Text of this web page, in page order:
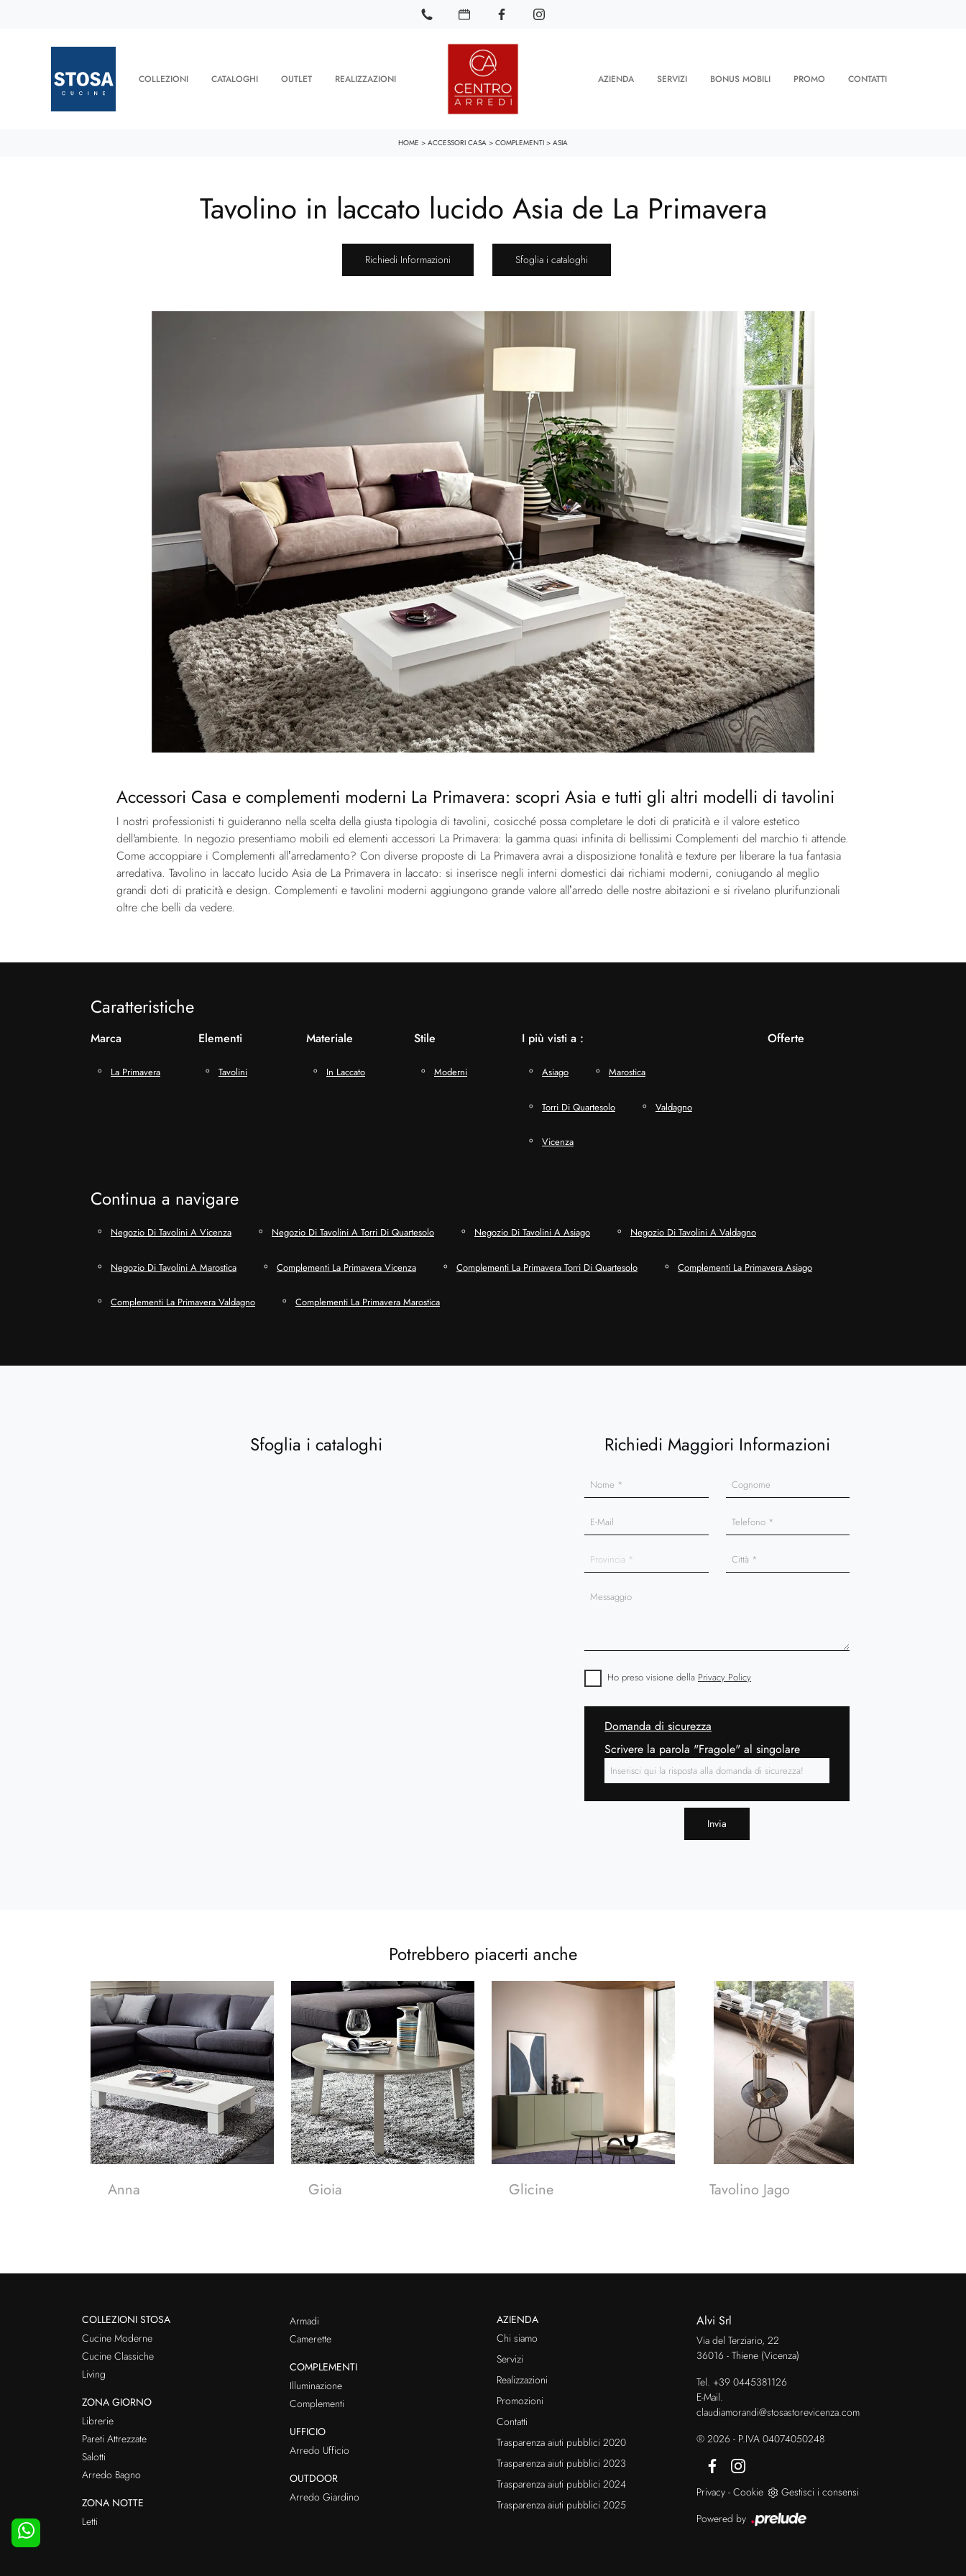
COLLEZIONI CATALOGHI OUTLET REALIZZAZIONI AZIENDA SERVIZI BONUS MOBILI PROMO CONTATTI
HOME > ACCESSORI CASA > COMPLEMENTI > ASIA
Tavolino in laccato lucido Asia de La Primavera
Richiedi Informazioni Sfoglia i cataloghi
Accessori Casa e complementi moderni La Primavera: scopri Asia e tutti gli altri modelli di tavolini
I nostri professionisti ti guideranno nella scelta della giusta tipologia di tavolini, cosicché possa completare le doti di praticità e il valore estetico
dell'ambiente. In negozio presentiamo mobili ed elementi accessori La Primavera: la gamma quasi infinita di bellissimi Complementi del marchio ti attende.
Come accoppiare i Complementi all’arredamento? Con diverse proposte di La Primavera avrai a disposizione tonalità e texture per liberare la tua fantasia
arredativa. Tavolino in laccato lucido Asia de La Primavera in laccato: si inserisce negli interni domestici dai richiami moderni, coniugando al meglio
grandi doti di praticità e design. Complementi e tavolini moderni aggiungono grande valore all’arredo delle nostre abitazioni e si rivelano plurifunzionali
oltre che belli da vedere.
Caratteristiche
Marca
La Primavera
Elementi
Tavolini
Materiale
In Laccato
Stile
Moderni
I più visti a :
Asiago Marostica
Torri Di Quartesolo Valdagno
Vicenza
Offerte
Continua a navigare
Negozio Di Tavolini A Vicenza Negozio Di Tavolini A Torri Di Quartesolo Negozio Di Tavolini A Asiago Negozio Di Tavolini A Valdagno
Negozio Di Tavolini A Marostica Complementi La Primavera Vicenza Complementi La Primavera Torri Di Quartesolo Complementi La Primavera Asiago
Complementi La Primavera Valdagno Complementi La Primavera Marostica
Sfoglia i cataloghi Richiedi Maggiori Informazioni
Ho preso visione della Privacy Policy
Domanda di sicurezza
Scrivere la parola "Fragole" al singolare
Invia
Potrebbero piacerti anche
Anna Gioia Glicine Tavolino Jago
COLLEZIONI STOSA
Cucine Moderne
Cucine Classiche
Living
ZONA GIORNO
Librerie
Pareti Attrezzate
Salotti
Arredo Bagno
ZONA NOTTE
Letti
Armadi
Camerette
COMPLEMENTI
Illuminazione
Complementi
UFFICIO
Arredo Ufficio
OUTDOOR
Arredo Giardino
AZIENDA
Chi siamo
Servizi
Realizzazioni
Promozioni
Contatti
Trasparenza aiuti pubblici 2020
Trasparenza aiuti pubblici 2023
Trasparenza aiuti pubblici 2024
Trasparenza aiuti pubblici 2025
Alvi Srl
Via del Terziario, 22
36016 - Thiene (Vicenza)
Tel. +39 0445381126
E-Mail.
claudiamorandi@stosastorevicenza.com
® 2026 - P.IVA 04074050248
Privacy - Cookie
Gestisci i consensi
Powered by